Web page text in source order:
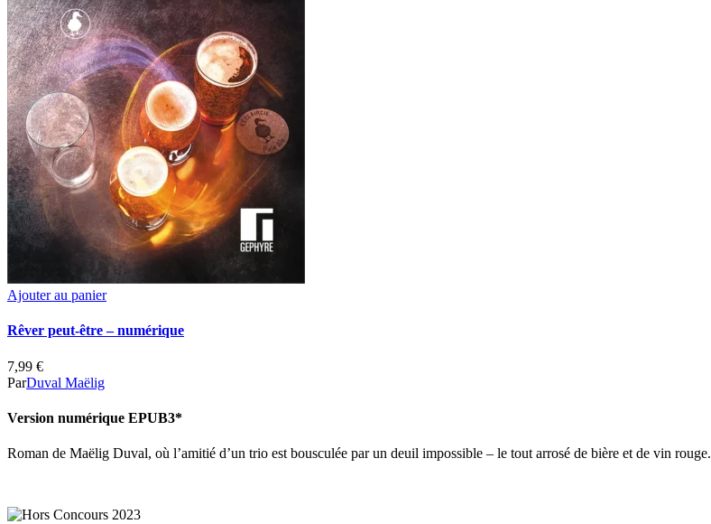
Ajouter au panier
Rêver peut-être – numérique
7,99 €
ParDuval Maëlig
Version numérique EPUB3*
Roman de Maëlig Duval, où l’amitié d’un trio est bousculée par un deuil impossible – le tout arrosé de bière et de vin rouge.